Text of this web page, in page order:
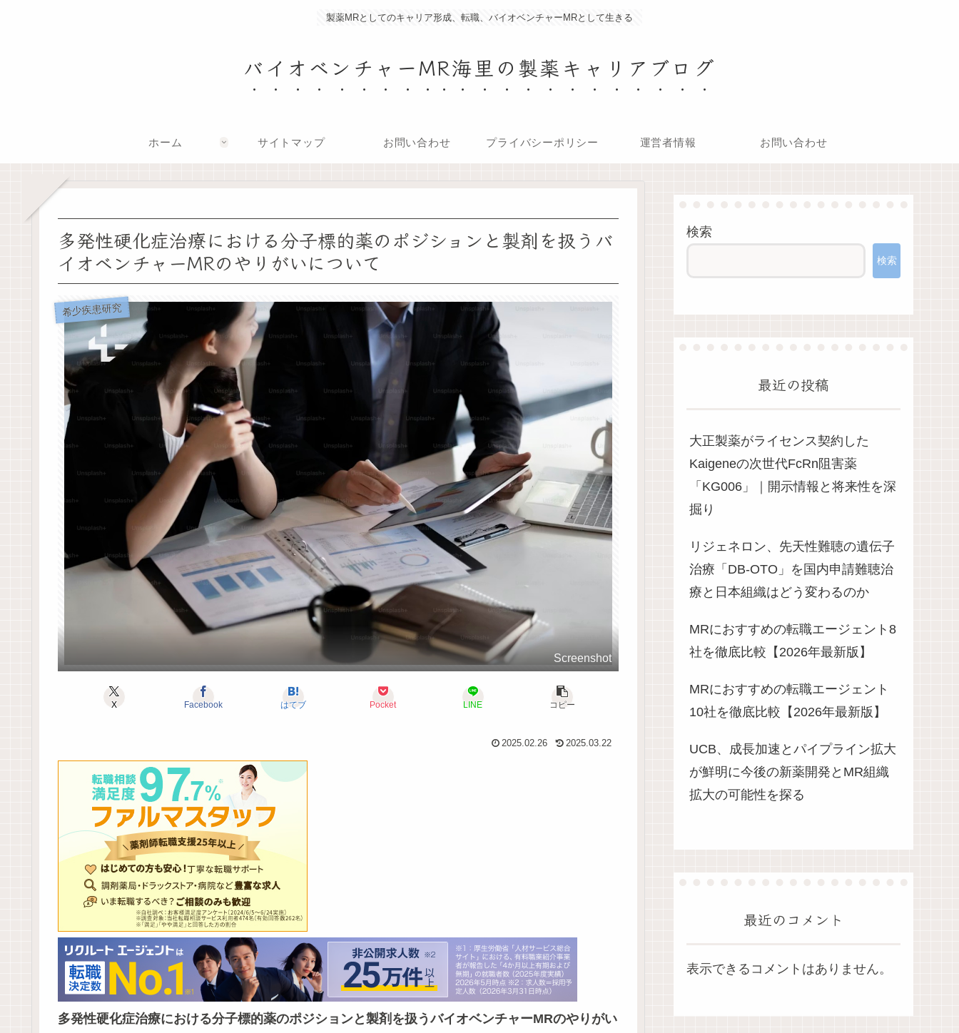
製薬MRとしてのキャリア形成、転職、バイオベンチャーMRとして生きる
バイオベンチャーMR海里の製薬キャリアブログ
ホーム サイトマップ お問い合わせ プライバシーポリシー 運営者情報 お問い合わせ
多発性硬化症治療における分子標的薬のポジションと製剤を扱うバ
イオベンチャーMRのやりがいについて
希少疾患研究
Screenshot
X Facebook はてブ Pocket LINE コピー
2025.02.26 2025.03.22
多発性硬化症治療における分子標的薬のポジションと製剤を扱うバイオベンチャーMRのやりがい
検索
検索
最近の投稿
大正製薬がライセンス契約した
Kaigeneの次世代FcRn阻害薬
「KG006」｜開示情報と将来性を深
掘り
リジェネロン、先天性難聴の遺伝子
治療「DB-OTO」を国内申請難聴治
療と日本組織はどう変わるのか
MRにおすすめの転職エージェント8
社を徹底比較【2026年最新版】
MRにおすすめの転職エージェント
10社を徹底比較【2026年最新版】
UCB、成長加速とパイプライン拡大
が鮮明に今後の新薬開発とMR組織
拡大の可能性を探る
最近のコメント
表示できるコメントはありません。